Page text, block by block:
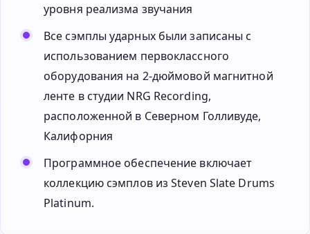
уровня реализма звучания
Все сэмплы ударных были записаны с
использованием первоклассного
оборудования на 2-дюймовой магнитной
ленте в студии NRG Recording,
расположенной в Северном Голливуде,
Калифорния
Программное обеспечение включает
коллекцию сэмплов из Steven Slate Drums
Platinum.